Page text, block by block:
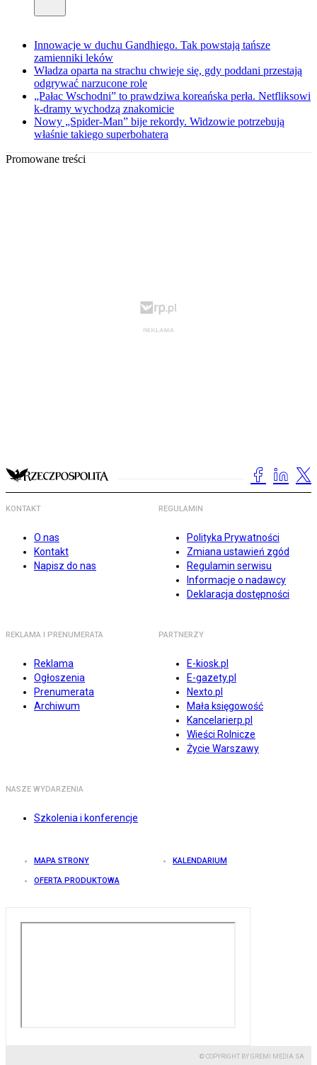
Innowacje w duchu Gandhiego. Tak powstają tańsze
zamienniki leków
Władza oparta na strachu chwieje się, gdy poddani przestają
odgrywać narzucone role
„Pałac Wschodni” to prawdziwa koreańska perła. Netfliksowi
k-dramy wychodzą znakomicie
Nowy „Spider-Man” bije rekordy. Widzowie potrzebują
właśnie takiego superbohatera
Promowane treści
KONTAKT
O nas
Kontakt
Napisz do nas
REGULAMIN
Polityka Prywatności
Zmiana ustawień zgód
Regulamin serwisu
Informacje o nadawcy
Deklaracja dostępności
REKLAMA I PRENUMERATA
Reklama
Ogłoszenia
Prenumerata
Archiwum
PARTNERZY
E-kiosk.pl
E-gazety.pl
Nexto.pl
Mała księgowość
Kancelarierp.pl
Wieści Rolnicze
Życie Warszawy
NASZE WYDARZENIA
Szkolenia i konferencje
MAPA STRONY KALENDARIUM
OFERTA PRODUKTOWA
© COPYRIGHT BY GREMI MEDIA SA